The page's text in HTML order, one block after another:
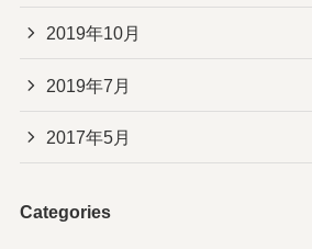
2019年10月
2019年7月
2017年5月
Categories